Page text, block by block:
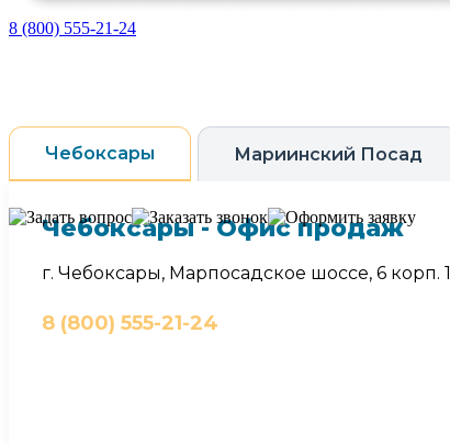
8 (800) 555-21-24
Чебоксары Мариинский Посад
Чебоксары - Офис продаж
г. Чебоксары, Марпосадское шоссе, 6 корп. 1
8 (800) 555-21-24